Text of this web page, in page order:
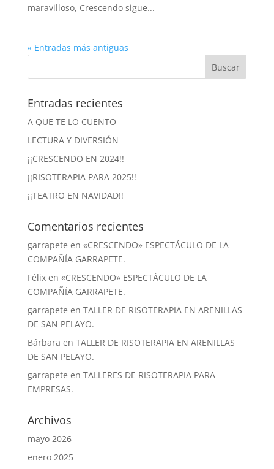
maravilloso, Crescendo sigue...
« Entradas más antiguas
Entradas recientes
A QUE TE LO CUENTO
LECTURA Y DIVERSIÓN
¡¡CRESCENDO EN 2024!!
¡¡RISOTERAPIA PARA 2025!!
¡¡TEATRO EN NAVIDAD!!
Comentarios recientes
garrapete en «CRESCENDO» ESPECTÁCULO DE LA
COMPAÑÍA GARRAPETE.
Félixen «CRESCENDO» ESPECTÁCULO DE LA
COMPAÑÍA GARRAPETE.
garrapete en TALLER DE RISOTERAPIA EN ARENILLAS
DE SAN PELAYO.
Bárbara en TALLER DE RISOTERAPIA EN ARENILLAS
DE SAN PELAYO.
garrapete en TALLERES DE RISOTERAPIA PARA
EMPRESAS.
Archivos
mayo 2026
enero 2025